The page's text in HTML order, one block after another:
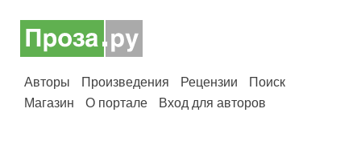
Авторы Произведения Рецензии
Поиск
Магазин
О портале Вход для авторов